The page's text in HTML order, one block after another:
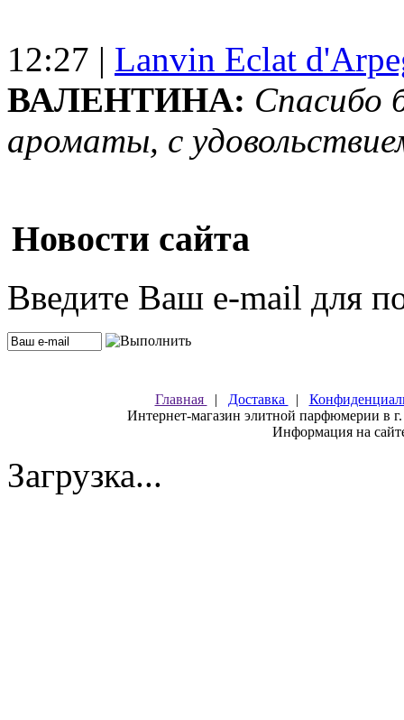
12:27 | Lanvin Eclat
ВАЛЕНТИНА: Спасибо
ароматы, с
Новости сайта
Введите Ваш e-mail для
Главная | Доставка |
Интернет-магазин элитной парфюмерии в
Информация на
Загрузка...